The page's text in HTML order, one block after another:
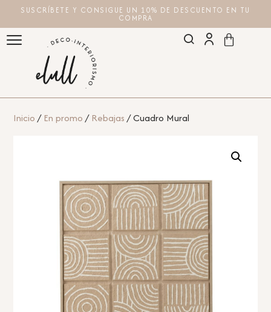
SUSCRÍBETE Y CONSIGUE UN 10% DE DESCUENTO EN TU
COMPRA
Inicio/En promo/Rebajas/ Cuadro Mural